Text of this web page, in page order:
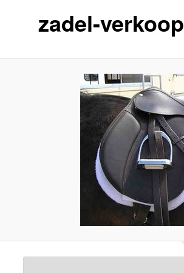
zadel-verkoop